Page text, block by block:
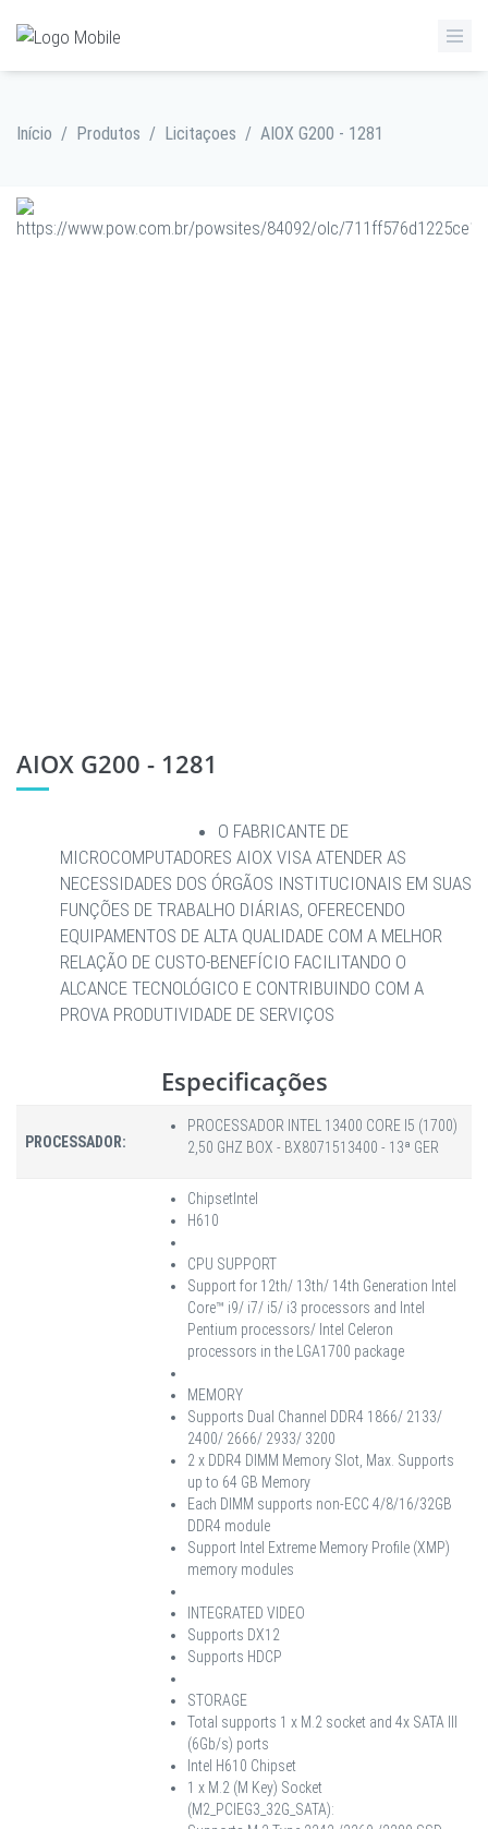
Início / Produtos / Licitaçoes / AIOX G200 - 1281
AIOX G200 - 1281
O FABRICANTE DE
MICROCOMPUTADORES AIOX VISA ATENDER AS
NECESSIDADES DOS ÓRGÃOS INSTITUCIONAIS EM SUAS
FUNÇÕES DE TRABALHO DIÁRIAS, OFERECENDO
EQUIPAMENTOS DE ALTA QUALIDADE COM A MELHOR
RELAÇÃO DE CUSTO-BENEFÍCIO FACILITANDO O
ALCANCE TECNOLÓGICO E CONTRIBUINDO COM A
PROVA PRODUTIVIDADE DE SERVIÇOS
Especificações
PROCESSADOR:
PROCESSADOR INTEL 13400 CORE I5 (1700)
2,50 GHZ BOX - BX8071513400 - 13ª GER
ChipsetIntel
H610
CPU SUPPORT
Support for 12th/ 13th/ 14th Generation Intel
Core™ i9/ i7/ i5/ i3 processors and Intel
Pentium processors/ Intel Celeron
processors in the LGA1700 package
MEMORY
Supports Dual Channel DDR4 1866/ 2133/
2400/ 2666/ 2933/ 3200
2 x DDR4 DIMM Memory Slot, Max. Supports
up to 64 GB Memory
Each DIMM supports non-ECC 4/8/16/32GB
DDR4 module
Support Intel Extreme Memory Profile (XMP)
memory modules
INTEGRATED VIDEO
Supports DX12
Supports HDCP
STORAGE
Total supports 1 x M.2 socket and 4x SATA III
(6Gb/s) ports
Intel H610 Chipset
1 x M.2 (M Key) Socket
(M2_PCIEG3_32G_SATA):